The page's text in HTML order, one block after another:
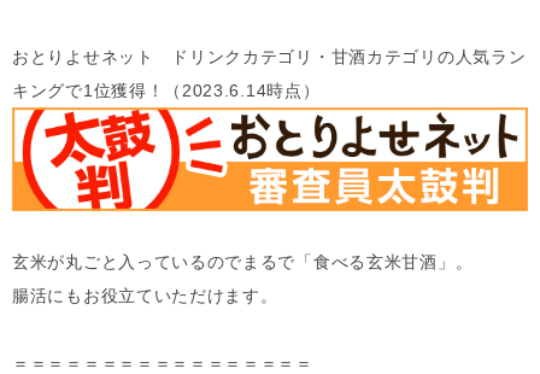
おとりよせネット ドリンクカテゴリ・甘酒カテゴリの人気ラン
キングで1位獲得！（2023.6.14時点）
玄米が丸ごと入っているのでまるで「食べる玄米甘酒」。
腸活にもお役立ていただけます。
＝＝＝＝＝＝＝＝＝＝＝＝＝＝＝＝＝